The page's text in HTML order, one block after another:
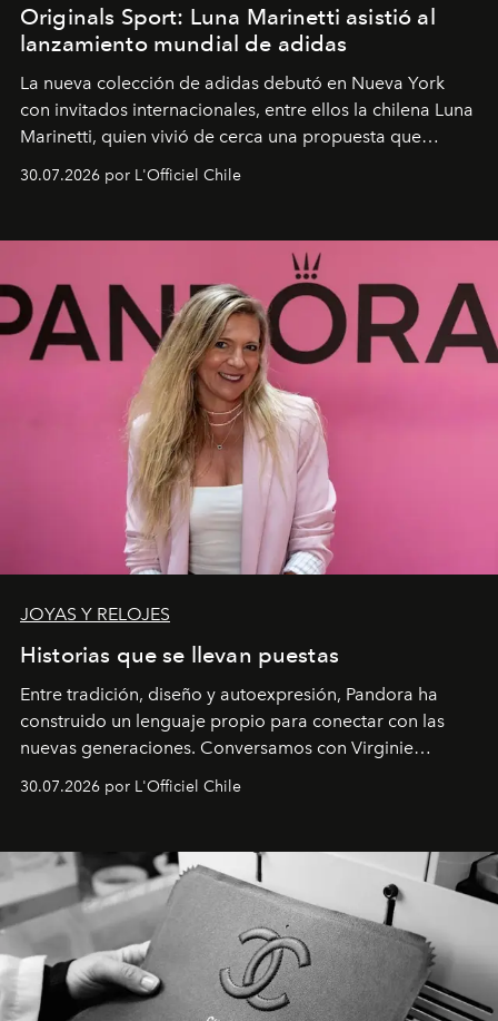
Originals Sport: Luna Marinetti asistió al
lanzamiento mundial de adidas
La nueva colección de adidas debutó en Nueva York
con invitados internacionales, entre ellos la chilena Luna
Marinetti, quien vivió de cerca una propuesta que
30.07.2026 por L'Officiel Chile
JOYAS Y RELOJES
Historias que se llevan puestas
Entre tradición, diseño y autoexpresión, Pandora ha
construido un lenguaje propio para conectar con las
nuevas generaciones. Conversamos con Virginie
Latinoamérica, sobre identidad, cultura y el valor
30.07.2026 por L'Officiel Chile